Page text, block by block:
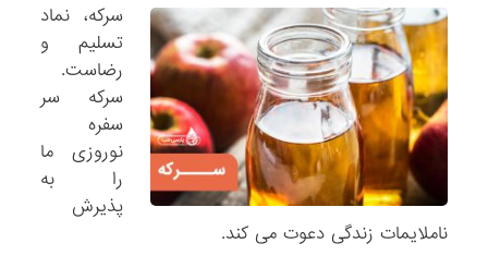
سرکه، نماد
تسلیم و
رضاست.
سرکه سر
سفره
نوروزی ما
را به
پذیرش
ناملایمات زندگی دعوت می کند.